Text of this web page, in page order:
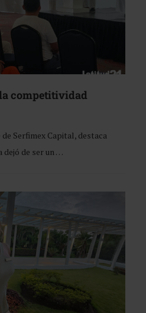
competitividad
Serfimex Capital, destaca
dejó de ser un …